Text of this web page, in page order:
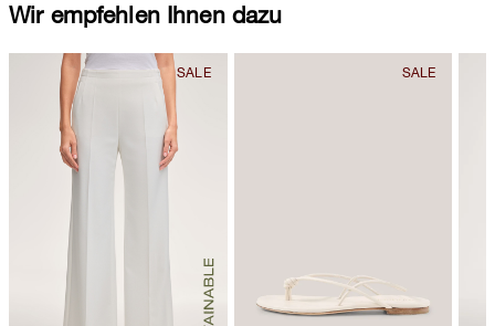
Wir empfehlen Ihnen dazu